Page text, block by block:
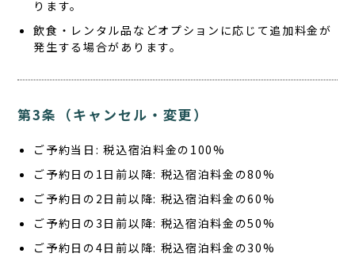
ります。
飲食・レンタル品などオプションに応じて追加料金が
発生する場合があります。
第3条（キャンセル・変更）
ご予約当日: 税込宿泊料金の100%
ご予約日の1日前以降: 税込宿泊料金の80%
ご予約日の2日前以降: 税込宿泊料金の60%
ご予約日の3日前以降: 税込宿泊料金の50%
ご予約日の4日前以降: 税込宿泊料金の30%